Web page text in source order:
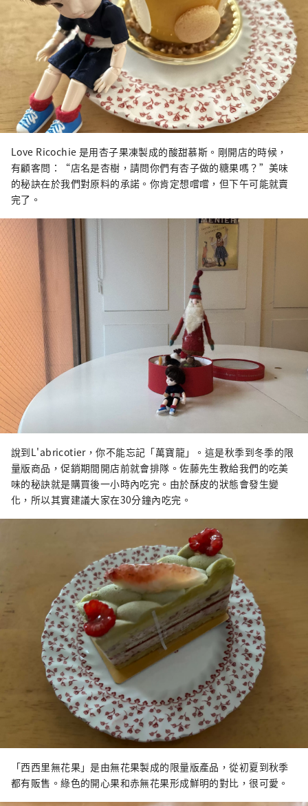
Love Ricochie 是用杏子果凍製成的酸甜慕斯。剛開店的時候，
有顧客問：“店名是杏樹，請問你們有杏子做的糖果嗎？”美味
的秘訣在於我們對原料的承諾。你肯定想嚐嚐，但下午可能就賣
完了。
說到L'abricotier，你不能忘記「萬寶龍」。這是秋季到冬季的限
量版商品，促銷期間開店前就會排隊。佐藤先生教給我們的吃美
味的秘訣就是購買後一小時內吃完。由於酥皮的狀態會發生變
化，所以其實建議大家在30分鐘內吃完。
「西西里無花果」是由無花果製成的限量版產品，從初夏到秋季
都有販售。綠色的開心果和赤無花果形成鮮明的對比，很可愛。